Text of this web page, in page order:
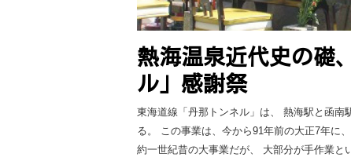
熱海温泉近代史の礎
ル」感謝祭
東海道線「丹那トンネル」は、 熱海駅と函南
る。 この事業は、今から91年前の大正7年に
約一世紀昔の大事業だが、 大部分が手作業と